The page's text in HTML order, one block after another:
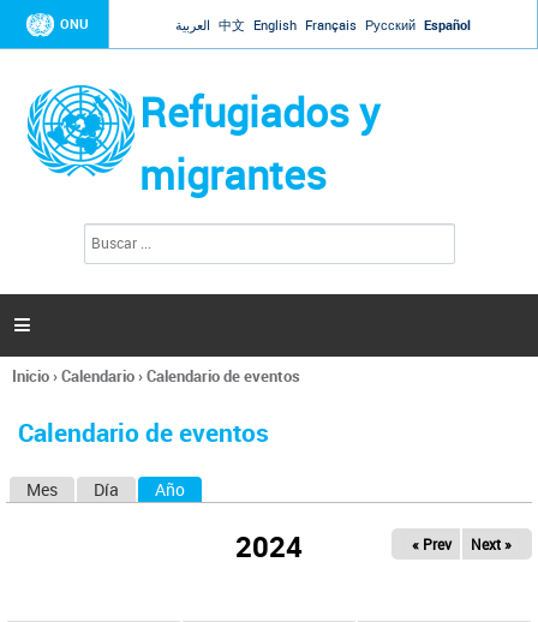
Jump to navigation
ONU العربية 中文 English Français Русский Español
Refugiados y
migrantes
l
s

Se
usted
Inicio›Calendario›Calendario de eventos
Calendario de eventos
Mes Día Año
2024 « Prev Next »